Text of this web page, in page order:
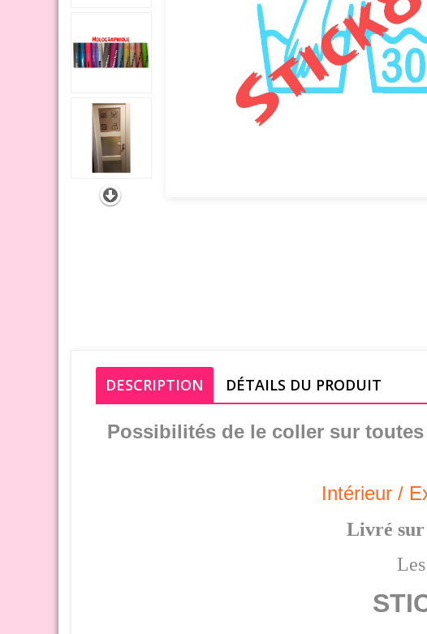
DESCRIPTION DÉTAILS DU PRODUIT
Possibilités de le coller sur
Intérieur /
Livré sur